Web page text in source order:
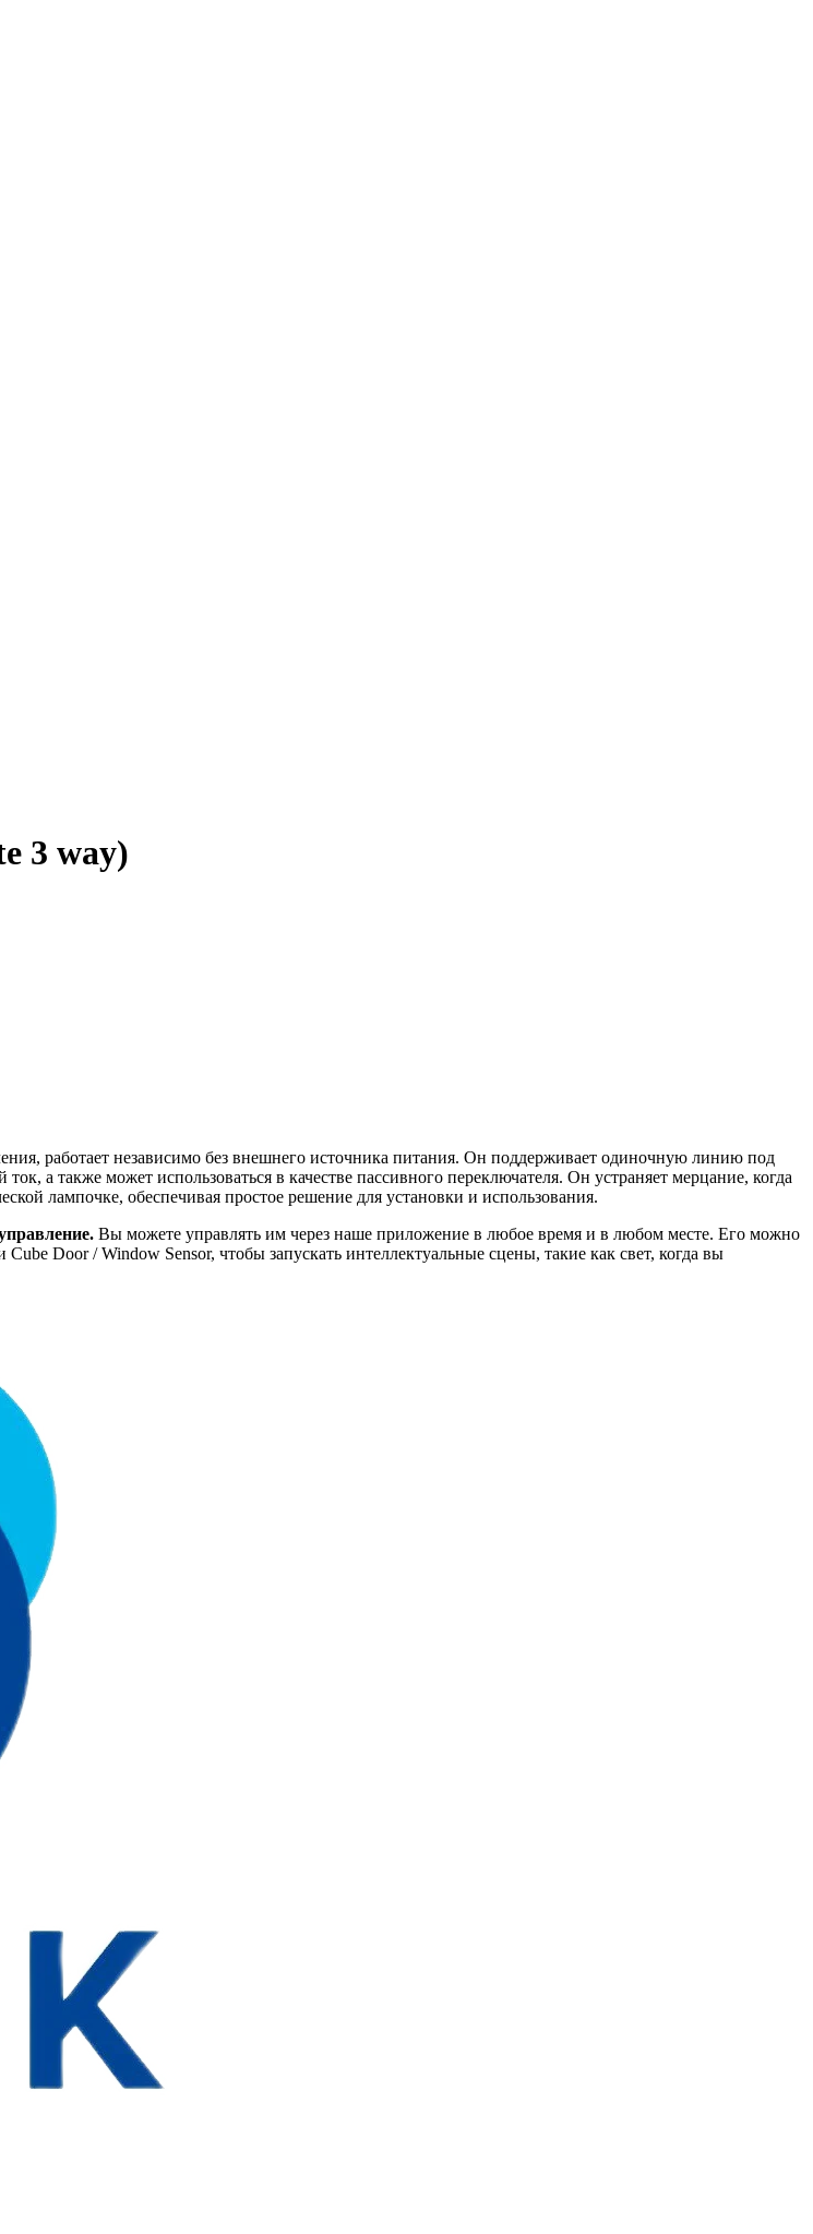
3 way)
работает независимо без внешнего источника питания. Он поддерживает одиночную линию под
а также может использоваться в качестве пассивного переключателя. Он устраняет мерцание, когда
лампочке, обеспечивая простое решение для установки и использования.
Вы можете управлять им через наше приложение в любое время и в любом месте. Его можно
Door / Window Sensor, чтобы запускать интеллектуальные сцены, такие как свет, когда вы